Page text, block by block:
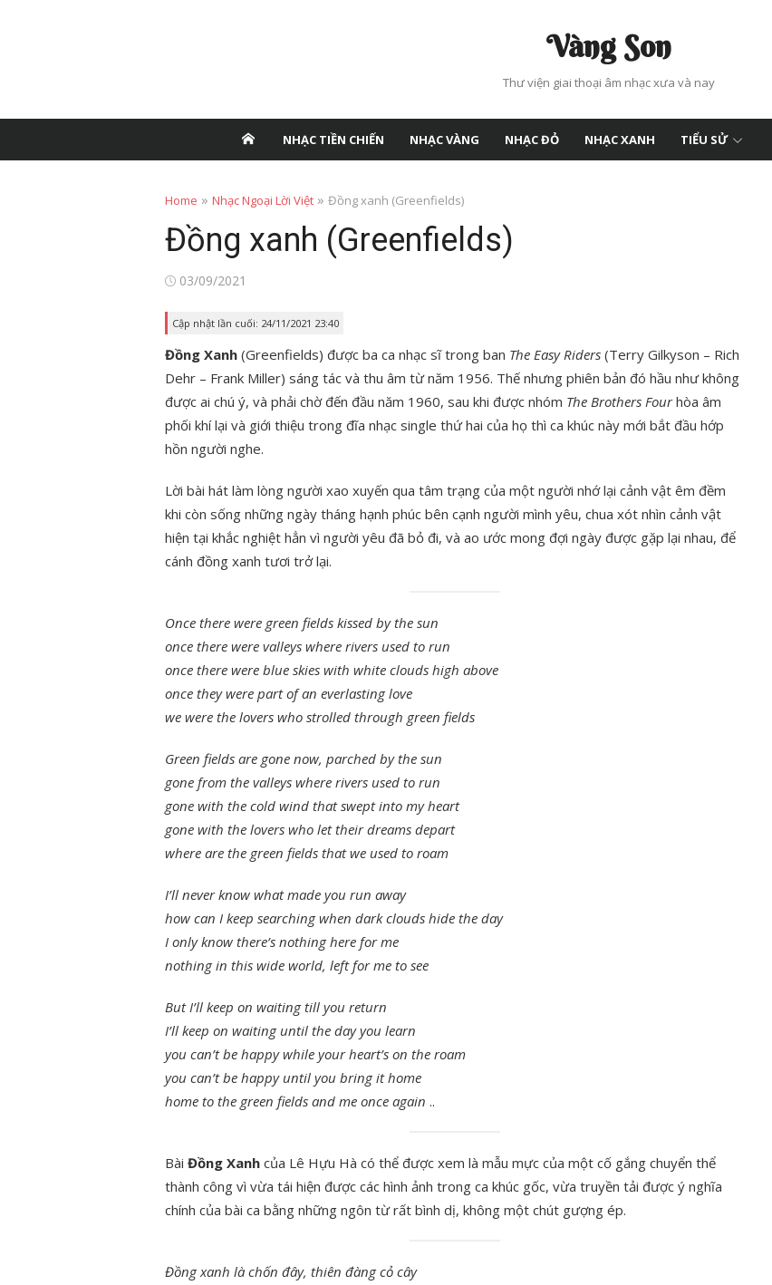
Vàng Son
Thư viện giai thoại âm nhạc xưa và nay
NHẠC TIỀN CHIẾN NHẠC VÀNG NHẠC ĐỎ NHẠC XANH TIỂU SỬ
Home » Nhạc Ngoại Lời Việt » Đồng xanh (Greenfields)
Đồng xanh (Greenfields)
Posted
03/09/2021
Cập nhật lần cuối: 24/11/2021 23:40
Đồng Xanh (Greenfields) được ba ca nhạc sĩ trong ban The Easy Riders (Terry Gilkyson – Rich
Dehr – Frank Miller) sáng tác và thu âm từ năm 1956. Thế nhưng phiên bản đó hầu như không
được ai chú ý, và phải chờ đến đầu năm 1960, sau khi được nhóm The Brothers Fourhòa âm
phối khí lại và giới thiệu trong đĩa nhạc single thứ hai của họ thì ca khúc này mới bắt đầu hớp
hồn người nghe.
Lời bài hát làm lòng người xao xuyến qua tâm trạng của một người nhớ lại cảnh vật êm đềm
khi còn sống những ngày tháng hạnh phúc bên cạnh người mình yêu, chua xót nhìn cảnh vật
hiện tại khắc nghiệt hẳn vì người yêu đã bỏ đi, và ao ước mong đợi ngày được gặp lại nhau, để
cánh đồng xanh tươi trở lại.
Once there were green fields kissed by the sun
once there were valleys where rivers used to run
once there were blue skies with white clouds high above
once they were part of an everlasting love
we were the lovers who strolled through green fields
Green fields are gone now, parched by the sun
gone from the valleys where rivers used to run
gone with the cold wind that swept into my heart
gone with the lovers who let their dreams depart
where are the green fields that we used to roam
I’ll never know what made you run away
how can I keep searching when dark clouds hide the day
I only know there’s nothing here for me
nothing in this wide world, left for me to see
But I’ll keep on waiting till you return
I’ll keep on waiting until the day you learn
you can’t be happy while your heart’s on the roam
you can’t be happy until you bring it home
home to the green fields and me once again ..
Bài Đồng Xanh của Lê Hựu Hà có thể được xem là mẫu mực của một cố gắng chuyển thể
thành công vì vừa tái hiện được các hình ảnh trong ca khúc gốc, vừa truyền tải được ý nghĩa
chính của bài ca bằng những ngôn từ rất bình dị, không một chút gượng ép.
Đồng xanh là chốn đây, thiên đàng cỏ cây